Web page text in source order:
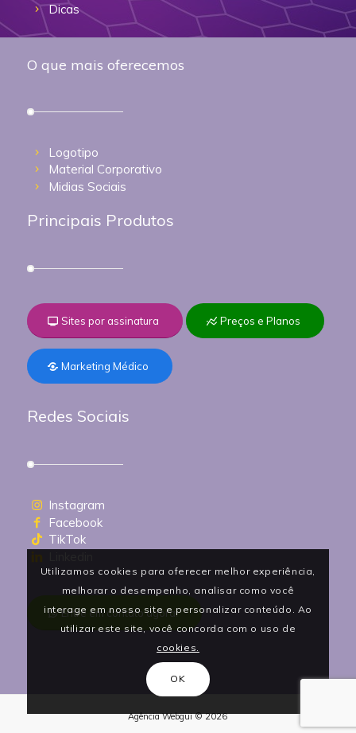
Dicas
O que mais oferecemos
Logotipo
Material Corporativo
Midias Sociais
Principais Produtos
Sites por assinatura Preços e Planos
Marketing Médico
Redes Sociais
Instagram
Facebook
TikTok
Entre em contato agora!
Agência Webgui © 2026
Utilizamos cookies para oferecer melhor experiência,
melhorar o desempenho, analisar como você
interage em nosso site e personalizar conteúdo. Ao
utilizar este site, você concorda com o uso de
cookies.
OK